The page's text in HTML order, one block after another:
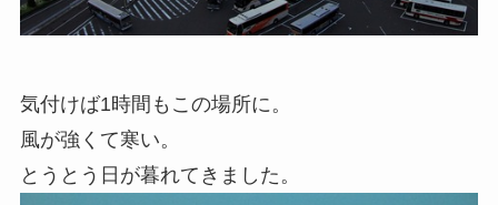
気付けば1時間もこの場所に。
風が強くて寒い。
とうとう日が暮れてきました。